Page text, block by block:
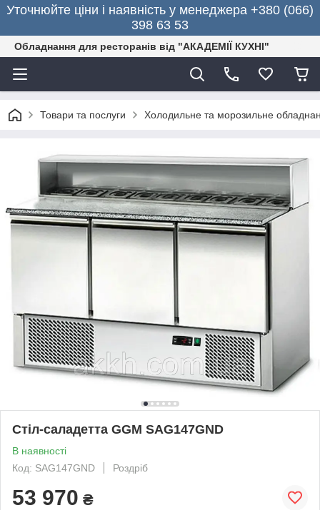
Уточнюйте ціни і наявність у менеджера +380 (066)
398 63 53
Обладнання для ресторанів від "АКАДЕМІЇ КУХНІ"
Товари та послуги Холодильне та морозильне
Стіл-саладетта GGM SAG147GND
В наявності
Код: SAG147GND
Роздріб
53 970 ₴